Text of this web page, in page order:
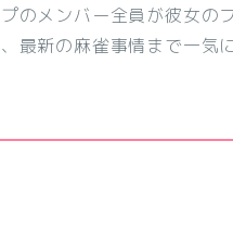
のメンバー全員が彼女の
最新の麻雀事情まで一気